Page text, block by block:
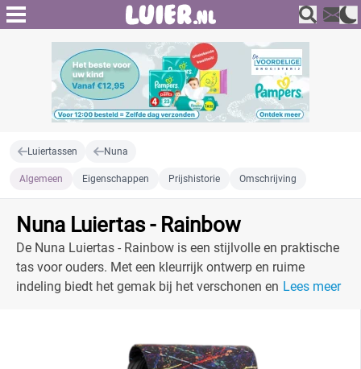
Luiertassen Nuna
Algemeen Eigenschappen Prijshistorie Omschrijving
Nuna Luiertas - Rainbow
De Nuna Luiertas - Rainbow is een stijlvolle en praktische
tas voor ouders. Met een kleurrijk ontwerp en ruime
indeling biedt het gemak bij het verschonen en Lees meer